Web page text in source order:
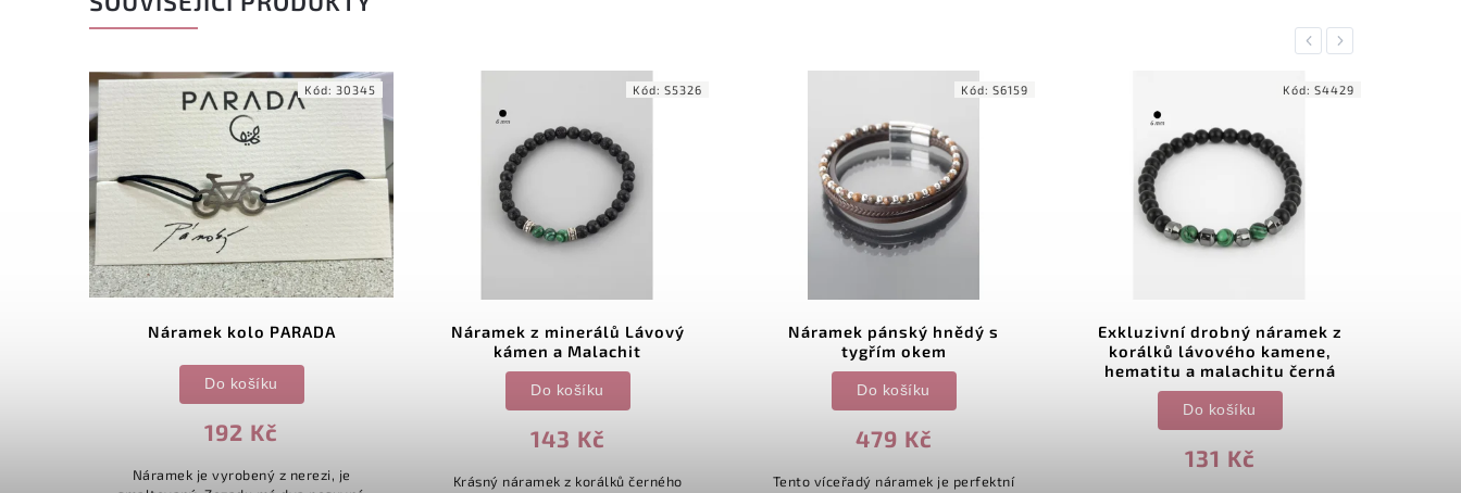
Previous
Náramek kolo PARADA
192 Kč
Do košíku
Náramek je vyrobený z nerezi, je
Kód: 30345
Náramek z minerálů Lávový
kámen a Malachit
143 Kč
Do košíku
Krásný náramek z korálků černého
Kód: S5326
Náramek pánský hnědý s
tygřím okem
479 Kč
Do košíku
Tento víceřadý náramek je perfektní
Kód: S6159
Exkluzivní drobný náramek z
korálků lávového kamene,
hematitu a malachitu černá
131 Kč
Do košíku
Kód: S4429
Next